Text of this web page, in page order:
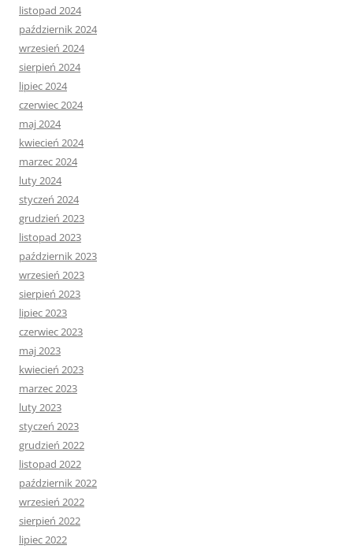
listopad 2024
październik 2024
wrzesień 2024
sierpień 2024
lipiec 2024
czerwiec 2024
maj 2024
kwiecień 2024
marzec 2024
luty 2024
styczeń 2024
grudzień 2023
listopad 2023
październik 2023
wrzesień 2023
sierpień 2023
lipiec 2023
czerwiec 2023
maj 2023
kwiecień 2023
marzec 2023
luty 2023
styczeń 2023
grudzień 2022
listopad 2022
październik 2022
wrzesień 2022
sierpień 2022
lipiec 2022